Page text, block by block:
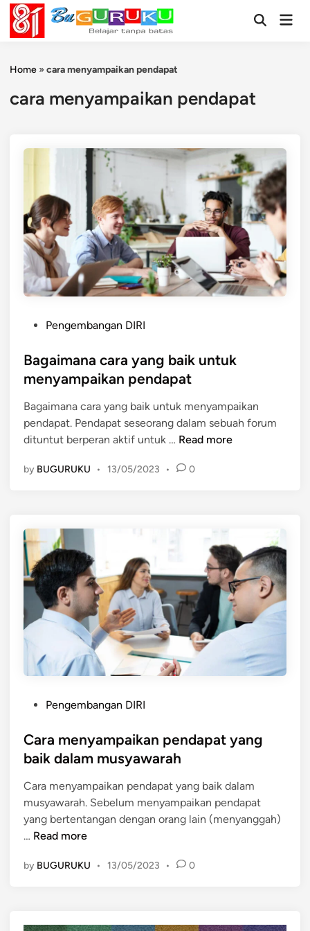
Skip
content
OpenMain
Home » cara menyampaikan pendapat
cara menyampaikan pendapat
s
t
d
i
n
Pengembangan DIRI
Bagaimana cara yang baik untuk
menyampaikan pendapat
Bagaimana cara yang baik untuk menyampaikan
pendapat. Pendapat seseorang dalam sebuah forum
dituntut berperan aktif untuk … B
g
a
c
a
r
a
y
a
a
i
u
n
t
m
Read more
by BUGURUKU • 13/05/2023 • 0
s
t
d
i
n
Pengembangan DIRI
Cara menyampaikan pendapat yang
baik dalam musyawarah
Cara menyampaikan pendapat yang baik dalam
musyawarah. Sebelum menyampaikan pendapat
yang bertentangan dengan orang lain (menyanggah)
… C
r
Read more
by BUGURUKU • 13/05/2023 • 0